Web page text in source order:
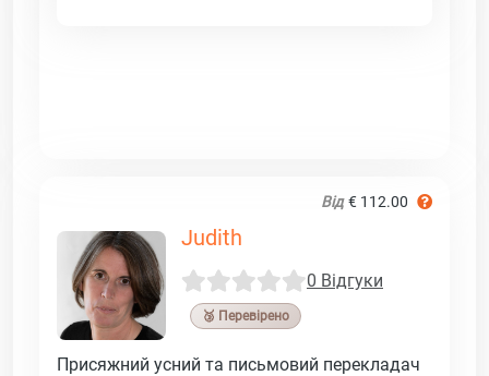
Від € 112.00
Judith
0 Відгуки
🥉 Перевірено
Присяжний усний та письмовий перекладач